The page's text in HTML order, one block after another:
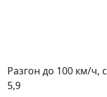
Разгон до 100 км/ч, с
5,9